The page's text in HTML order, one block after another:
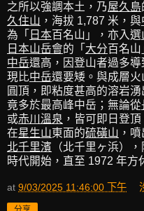
之所以強調本土，乃屋久島
久住山 ，海拔 1,787 米，與
為「 日本百名山」，亦入選
日本山岳會的「 大分百名山
中岳還高，因登山者過多
現比中岳還要矮。與成層火
圓頂，即粘度甚高的溶岩
竟多於最高峰中岳；無論從
或赤川溫泉 ，皆可即日登
在星生山東面的硫磺山 ，
北千里濱 （北千里ヶ浜）
時代開始，直至 1972 年方
at 9/03/2025 11:46:00 下午